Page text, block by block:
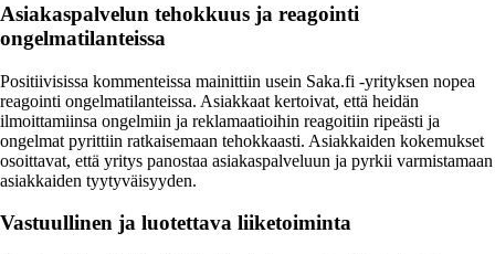
Asiakaspalvelun tehokkuus ja reagointi
ongelmatilanteissa
Positiivisissa kommenteissa mainittiin usein Saka.fi -yrityksen nopea
reagointi ongelmatilanteissa. Asiakkaat kertoivat, että heidän
ilmoittamiinsa ongelmiin ja reklamaatioihin reagoitiin ripeästi ja
ongelmat pyrittiin ratkaisemaan tehokkaasti. Asiakkaiden kokemukset
osoittavat, että yritys panostaa asiakaspalveluun ja pyrkii varmistamaan
asiakkaiden tyytyväisyyden.
Vastuullinen ja luotettava liiketoiminta